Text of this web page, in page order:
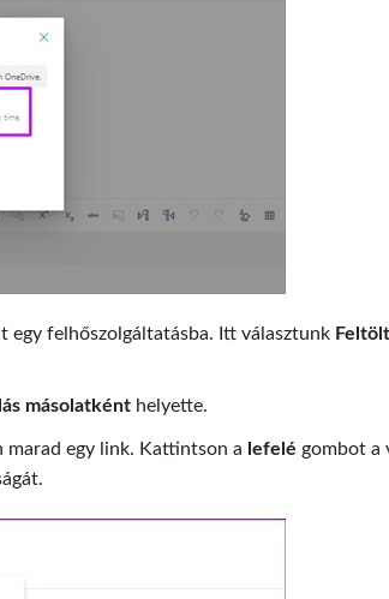
egy felhőszolgáltatásba. Itt választunk
másolatként helyette.
marad egy link. Kattintson a lefelé gombot a